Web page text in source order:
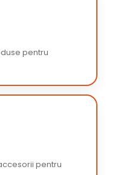
pentru
pentru